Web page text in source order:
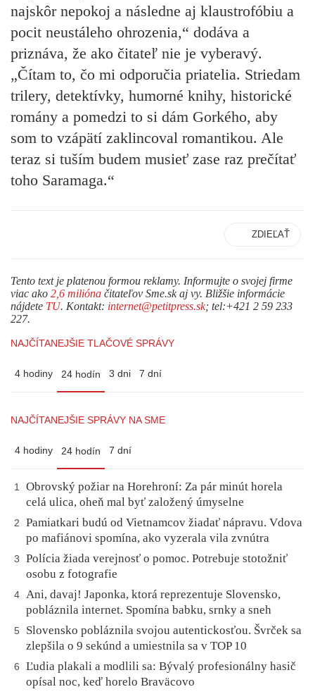
najskôr nepokoj a následne aj klaustrofóbiu a
pocit neustáleho ohrozenia,“ dodáva a
priznáva, že ako čitateľ nie je vyberavý.
„Čítam to, čo mi odporučia priatelia. Striedam
trilery, detektívky, humorné knihy, historické
romány a pomedzi to si dám Gorkého, aby
som to vzápätí zaklincoval romantikou. Ale
teraz si tuším budem musieť zase raz prečítať
toho Saramaga.“
ZDIEĽAŤ
Tento text je platenou formou reklamy. Informujte o svojej firme
viac ako 2,6 milióna čitateľov Sme.sk aj vy. Bližšie informácie
nájdete TU. Kontakt: internet@petitpress.sk; tel:+421 2 59 233
227.
NAJČÍTANEJŠIE TLAČOVÉ SPRÁVY
4 hodiny 24 hodín 3 dni 7 dní
NAJČÍTANEJŠIE SPRÁVY NA SME
4 hodiny 24 hodín 7 dní
1
Obrovský požiar na Horehroní: Za pár minút horela
celá ulica, oheň mal byť založený úmyselne
2
Pamiatkari budú od Vietnamcov žiadať nápravu. Vdova
po mafiánovi spomína, ako vyzerala vila zvnútra
3
Polícia žiada verejnosť o pomoc. Potrebuje stotožniť
osobu z fotografie
4
Ani, davaj! Japonka, ktorá reprezentuje Slovensko,
pobláznila internet. Spomína babku, srnky a sneh
5
Slovensko pobláznila svojou autentickosťou. Švrček sa
zlepšila o 9 sekúnd a umiestnila sa v TOP 10
6
Ľudia plakali a modlili sa: Bývalý profesionálny hasič
opísal noc, keď horelo Braväcovo